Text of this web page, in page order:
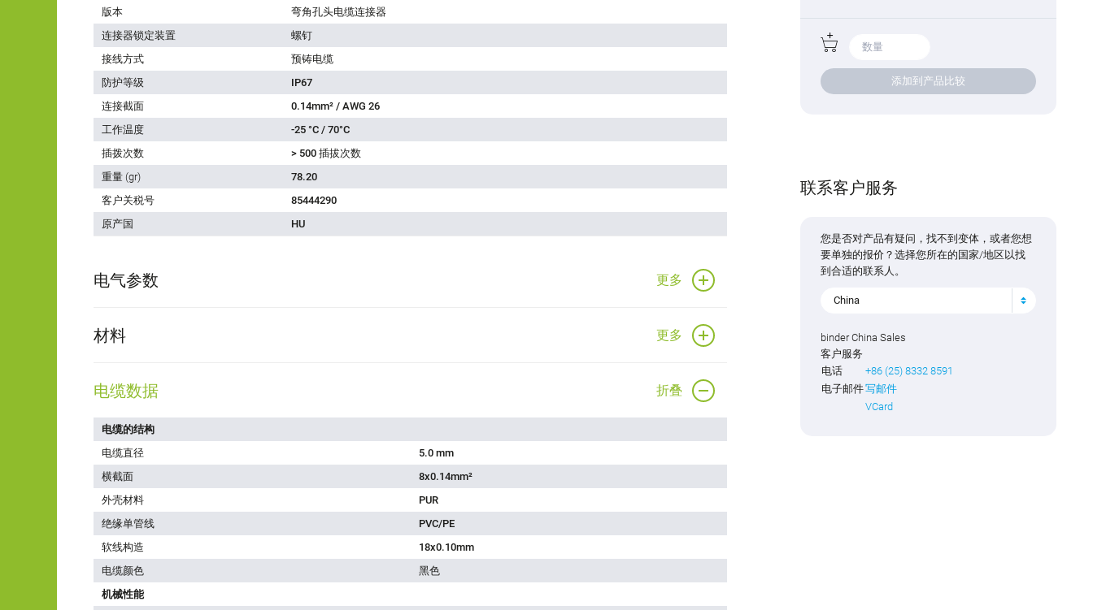
版本
弯角孔头电缆连接器
连接器锁定装置
螺钉
接线方式
预铸电缆
防护等级
IP67
连接截面
0.14mm² / AWG 26
工作温度
-25 °C / 70°C
插拨次数
> 500 插拔次数
重量 (gr)
78.20
客户关税号
85444290
原产国
HU
电气参数 更多
材料 更多
电缆数据 折叠
电缆的结构
电缆直径
5.0 mm
横截面
8x0.14mm²
外壳材料
PUR
绝缘单管线
PVC/PE
软线构造
18x0.10mm
电缆颜色
黑色
机械性能
添加到产品比较
联系客户服务
您是否对产品有疑问，找不到变体，或者您想
要单独的报价？选择您所在的国家/地区以找
到合适的联系人。
China
binder China Sales
客户服务
电话
+86 (25) 8332 8591
电子邮件写邮件
VCard